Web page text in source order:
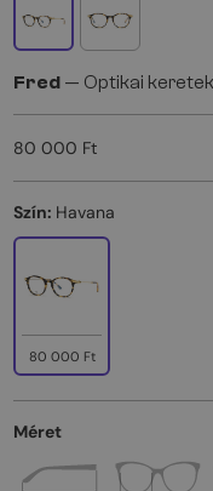
Fred — Optikai
80 000 Ft
Szín: Havana
80 000 Ft
Méret